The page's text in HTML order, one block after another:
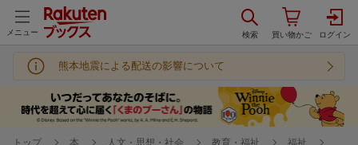
メニュー
熊本地震による配送の影響について
トップ 本 人文・思想・社会 教育・福祉 福祉